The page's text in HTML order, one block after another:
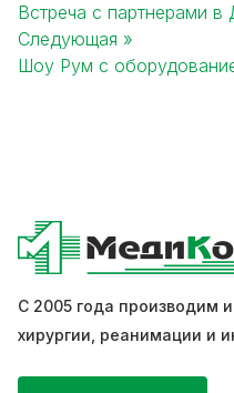
Post
navigation
Встреча с партнерами
Следующая »
Шоу Рум с
С 2005 года производим
хирургии, реанимации и